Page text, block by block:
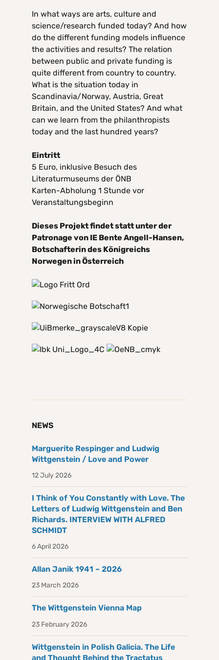
In what ways are arts, culture and
science/research funded today? And how
do the different funding models influence
the activities and results? The relation
between public and private funding is
quite different from country to country.
What is the situation today in
Scandinavia/Norway, Austria, Great
Britain, and the United States? And what
can we learn from the philanthropists
today and the last hundred years?
Eintritt
5 Euro, inklusive Besuch des
Literaturmuseums der ÖNB
Karten-Abholung 1 Stunde vor
Veranstaltungsbeginn
Dieses Projekt findet statt unter der
Patronage von IE Bente Angell-Hansen,
Botschafterin des Königreichs
Norwegen in Österreich
NEWS
Marguerite Respinger and Ludwig
Wittgenstein / Love and Power
12 July 2026
I Think of You Constantly with Love. The
Letters of Ludwig Wittgenstein and Ben
Richards. INTERVIEW WITH ALFRED
SCHMIDT
6 April 2026
Allan Janik 1941 – 2026
23 March 2026
The Wittgenstein Vienna Map
23 February 2026
Wittgenstein in Polish Galicia. The Life
and Thought Behind the Tractatus